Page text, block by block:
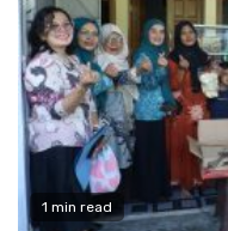
1 min read